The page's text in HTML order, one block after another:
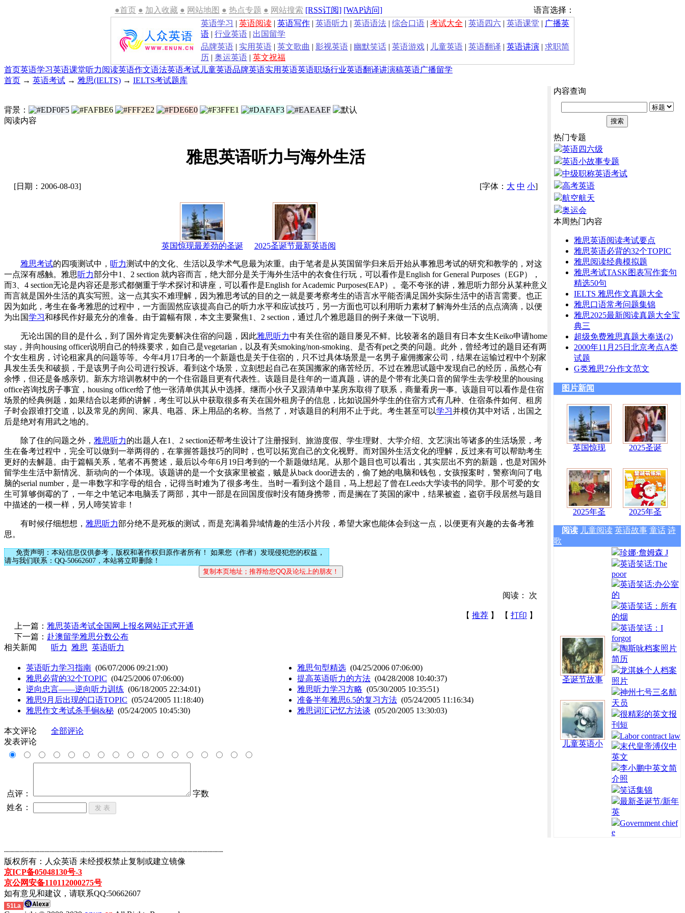
●首页 ● 加入收藏 ● 网站地图 ● 热点专题 ● 网站搜索 [RSS订阅] [WAP访问]
语言选择：
英语学习 | 英语阅读 | 英语写作 | 英语听力 | 英语语法 | 综合口语 | 考试大全 | 英语四六 | 英语课堂 | 广播英
语 | 行业英语 | 出国留学
品牌英语 | 实用英语 | 英文歌曲 | 影视英语 | 幽默笑话 | 英语游戏 | 儿童英语 | 英语翻译 | 英语讲演 | 求职简
历 | 奥运英语 | 英文祝福
首页英语学习英语课堂听力阅读英语作文语法英语考试 儿童英语品牌英语实用英语英语职场行业英语翻译讲演稿英语广播留学
首页 → 英语考试 → 雅思(IELTS) → IELTS考试题库
背景：
阅读内容
雅思英语听力与海外生活
[日期：2006-08-03] [字体： 大 中 小]
英国惊现最差劲的圣诞 2025圣诞节最新英语阅
雅思考试的四项测试中， 听力测试中的文化、生活以及学术气息最为浓重。由于笔者是从英国留学归来后开始从事雅思考试的研究和教学的，对这
一点深有感触。雅思听力部分中1、2 section 就内容而言，绝大部分是关于海外生活中的衣食住行玩，可以看作是English for General Purposes（EGP），
而3、4 section无论是内容还是形式都侧重于学术探讨和讲座，可以看作是English for Academic Purposes(EAP）。毫不夸张的讲，雅思听力部分从某种意义
而言就是国外生活的真实写照。这一点其实不难理解，因为雅思考试的目的之一就是要考察考生的语言水平能否满足国外实际生活中的语言需要。也正
因为如此，考生在备考雅思的过程中，一方面固然应该提高自己的听力水平和应试技巧，另一方面也可以利用听力素材了解海外生活的点点滴滴，以便
为出国学习和移民作好最充分的准备。由于篇幅有限，本文主要聚焦1、2 section，通过几个雅思题目的例子来做一下说明。
无论出国的目的是什么，到了国外肯定先要解决住宿的问题，因此雅思听力中有关住宿的题目屡见不鲜。比较著名的题目有日本女生Keiko申请home
stay，并向housing officer说明自己的特殊要求，如自己是vegetarian，以及有关smoking/non-smoking、是否有pet之类的问题。此外，曾经考过的题目还有两
个女生租房，讨论租家具的问题等等。今年4月17日考的一个新题也是关于住宿的，只不过具体场景是一名男子雇佣搬家公司，结果在运输过程中个别家
具发生丢失和破损，于是该男子向公司进行投诉。看到这个场景，立刻想起自己在英国搬家的痛苦经历。不过在雅思试题中发现自己的经历，虽然心有
余悸，但还是备感亲切。新东方培训教材中的一个住宿题目更有代表性。该题目是往年的一道真题，讲的是个带有北美口音的留学生去学校里的housing
office咨询找房子事宜，housing officer给了他一张清单供其从中选择。继而小伙子又跟清单中某房东取得了联系，商量看房一事。该题目可以看作是住宿
场景的经典例题，如果结合以老师的讲解，考生可以从中获取很多有关在国外租房子的信息，比如说国外学生的住宿方式有几种、住宿条件如何、租房
子时会跟谁打交道，以及常见的房间、家具、电器、床上用品的名称。当然了，对该题目的利用不止于此。考生甚至可以学习并模仿其中对话，出国之
后是绝对有用武之地的。
除了住的问题之外， 雅思听力的出题人在1、2 section还帮考生设计了注册报到、旅游度假、学生理财、大学介绍、文艺演出等诸多的生活场景，考
生在备考过程中，完全可以做到一举两得的，在掌握答题技巧的同时，也可以拓宽自己的文化视野。而对国外生活文化的理解，反过来有可以帮助考生
更好的去解题。由于篇幅关系，笔者不再赘述，最后以今年6月19日考到的一个新题做结尾。从那个题目也可以看出，其实层出不穷的新题，也是对国外
留学生生活中新情况、新动向的一个体现。该题讲的是一个女孩家里被盗，贼是从back door进去的，偷了她的电脑和钱包，女孩报案时，警察询问了电
脑的serial number，是一串数字和字母的组合，记得当时难为了很多考生。当时一看到这个题目，马上想起了曾在Leeds大学读书的同学。那个可爱的女
生可算够倒霉的了，一年之中笔记本电脑丢了两部，其中一部是在回国度假时没有随身携带，而是搁在了英国的家中，结果被盗，盗窃手段居然与题目
中描述的一模一样，另人啼笑皆非！
有时候仔细想想， 雅思听力部分绝不是死板的测试，而是充满着异域情趣的生活小片段，希望大家也能体会到这一点，以便更有兴趣的去备考雅
思。
免责声明：本站信息仅供参考，版权和著作权归原作者所有！ 如果您（作者）发现侵犯您的权益，
请与我们联系：QQ-50662607，本站将立即删除！
阅读： 次
【 推荐 】 【 打印 】
上一篇： 雅思英语考试全国网上报名网站正式开通
下一篇： 赴澳留学雅思分数公布
相关新闻
听力 雅思 英语听力
英语听力学习指南 (06/07/2006 09:21:00)
雅思必背的32个TOPIC (04/25/2006 07:06:00)
逆向忠言——逆向听力训练 (06/18/2005 22:34:01)
雅思9月后出现的口语TOPIC (05/24/2005 11:18:40)
雅思作文考试杀手锏&秘 (05/24/2005 10:45:30)
雅思句型精选 (04/25/2006 07:06:00)
提高英语听力的方法 (04/28/2008 10:40:37)
雅思听力学习方略 (05/30/2005 10:35:51)
准备半年雅思6.5的复习方法 (05/24/2005 11:16:34)
雅思词汇记忆方法谈 (05/20/2005 13:30:03)
本文评论
全部评论
发表评论
点评：
字数
姓名：
内容查询
热门专题
英语四六级
英语小故事专题
中级职称英语考试
高考英语
航空航天
奥运会
本周热门内容
雅思英语阅读考试要点
雅思英语必背的32个TOPIC
雅思阅读经典模拟题
雅思考试TASK图表写作套句
精选50句
IELTS 雅思作文真题大全
雅思口语常考问题集锦
雅思2025最新阅读真题大全宝
典三
超级免费雅思真题大奉送(2)
2000年11月25日北京考点A类
试题
G类雅思7分作文范文
图片新闻
英国惊现 2025圣诞
2025年圣 2025年圣
阅读 儿童阅读 英语故事 童话 诗
歌
圣诞节故事
儿童英语小
珍娜·詹姆森 J
英语笑话:The
poor
英语笑话:办公室
的
英语笑话：所有
的烟
英语笑话：I
forgot
陶斯咏档案照片
简历
龙淇姝个人档案
照片
神州七号三名航
天员
很精彩的英文报
刊短
Labor contract law
末代皇帝溥仪中
英文
李小鹏中英文简
介照
笑话集锦
最新圣诞节/新年
英
Government chief
e
┈┈┈┈┈┈┈┈┈┈┈┈┈┈┈┈┈┈┈┈┈┈┈┈┈┈┈┈┈┈┈┈┈┈┈┈┈┈┈┈┈┈┈
版权所有：人众英语 未经授权禁止复制或建立镜像
京ICP备05048130号-3
京公网安备110112000275号
如有意见和建议，请联系QQ:50662607
51La